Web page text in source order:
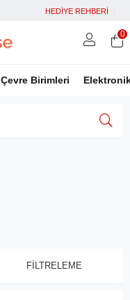
HEDİYE REHBERİ
Çevre Birimleri
0
FILTRELEME